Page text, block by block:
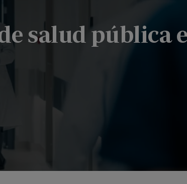
salud pública